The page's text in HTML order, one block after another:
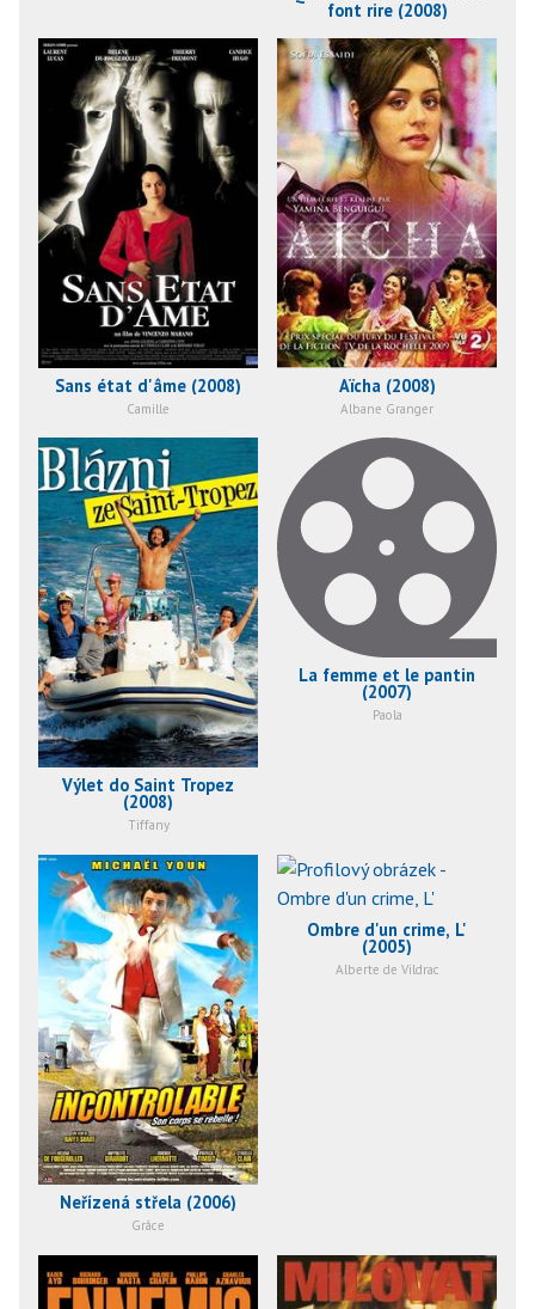
font rire (2008)
Sans état d'âme (2008)
Camille
Aïcha (2008)
Albane Granger
Výlet do Saint Tropez
(2008)
Tiffany
La femme et le pantin
(2007)
Paola
Neřízená střela (2006)
Grâce
Ombre d'un crime, L'
(2005)
Alberte de Vildrac